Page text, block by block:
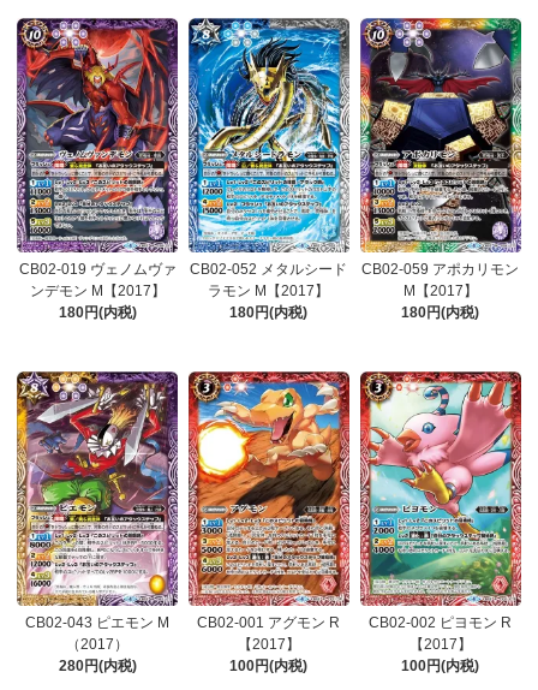
CB02-019 ヴェノムヴァ
ンデモン M【2017】
180円(内税)
CB02-052 メタルシード
ラモン M【2017】
180円(内税)
CB02-059 アポカリモン
M【2017】
180円(内税)
CB02-043 ピエモン M
（2017）
280円(内税)
CB02-001 アグモン R
【2017】
100円(内税)
CB02-002 ピヨモン R
【2017】
100円(内税)